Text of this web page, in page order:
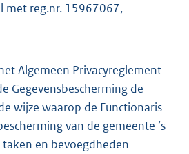
K
met reg.nr. 15967067,
Algemeen Privacyreglement
Gegevensbescherming de
wijze waarop de Functionaris
van de gemeente ’s-
en bevoegdheden